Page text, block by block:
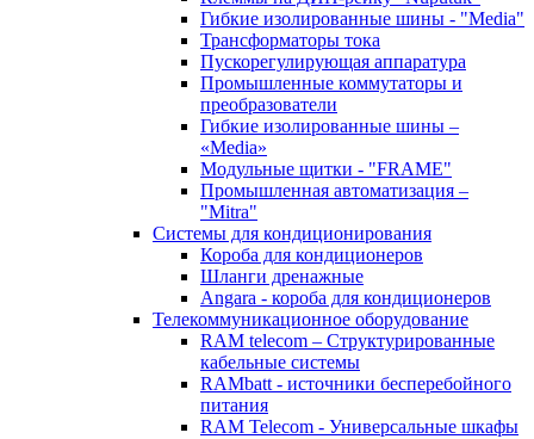
Гибкие изолированные шины - "Media"
Трансформаторы тока
Пускорегулирующая аппаратура
Промышленные коммутаторы и
преобразователи
Гибкие изолированные шины –
«Media»
Модульные щитки - "FRAME"
Промышленная автоматизация –
"Mitra"
Системы для кондиционирования
Короба для кондиционеров
Шланги дренажные
Angara - короба для кондиционеров
Телекоммуникационное оборудование
RAM telecom – Структурированные
кабельные системы
RAMbatt - источники бесперебойного
питания
RAM Telecom - Универсальные шкафы